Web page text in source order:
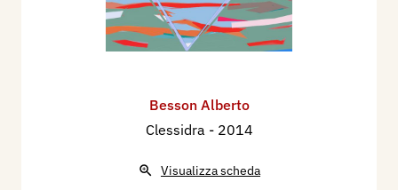
Besson Alberto
Clessidra - 2014
Visualizza scheda